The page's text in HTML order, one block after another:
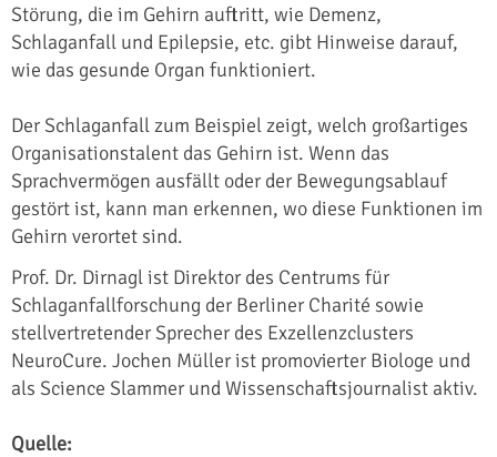
Störung, die im Gehirn auftritt, wie Demenz,
Schlaganfall und Epilepsie, etc. gibt Hinweise darauf,
wie das gesunde Organ funktioniert.
Der Schlaganfall zum Beispiel zeigt, welch großartiges
Organisationstalent das Gehirn ist. Wenn das
Sprachvermögen ausfällt oder der Bewegungsablauf
gestört ist, kann man erkennen, wo diese Funktionen im
Gehirn verortet sind.
Prof. Dr. Dirnagl ist Direktor des Centrums für
Schlaganfallforschung der Berliner Charité sowie
stellvertretender Sprecher des Exzellenzclusters
NeuroCure. Jochen Müller ist promovierter Biologe und
als Science Slammer und Wissenschaftsjournalist aktiv.
Quelle: